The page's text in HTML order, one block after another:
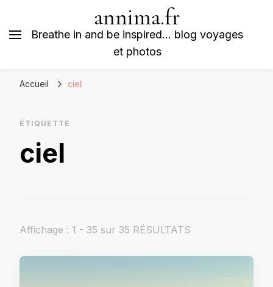
annima.fr
Breathe in and be inspired… blog voyages
et photos
Accueil ciel
ÉTIQUETTE
ciel
Affichage : 1 - 35 sur 35 RÉSULTATS